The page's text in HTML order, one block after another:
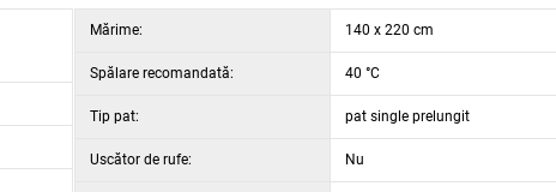
Mărime: 140 x 220 cm
Spălare recomandată: 40 °C
Tip pat: pat single prelungit
Uscător de rufe: Nu